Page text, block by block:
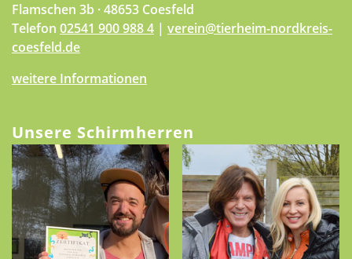
Flamschen 3b · 48653 Coesfeld
Telefon 02541 900 988 4 | verein@tierheim-nordkreis-
coesfeld.de
weitere Informationen
Unsere Schirmherren